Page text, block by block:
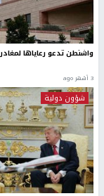
واشنطن تدعو رعاياها
3 أشهر ago
شؤون دولية